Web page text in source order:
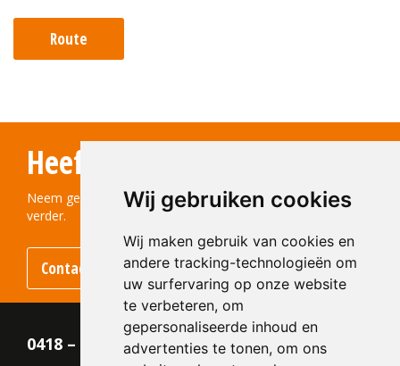
Wij gebruiken cookies
Wij maken gebruik van cookies en
andere tracking-technologieën om
uw surfervaring op onze website
te verbeteren, om
gepersonaliseerde inhoud en
advertenties te tonen, om ons
Route
Heeft u vragen?
Neem gerust contact met ons op! We helpen u graag
verder.
Contact opnemen
0418 – 55 22 21